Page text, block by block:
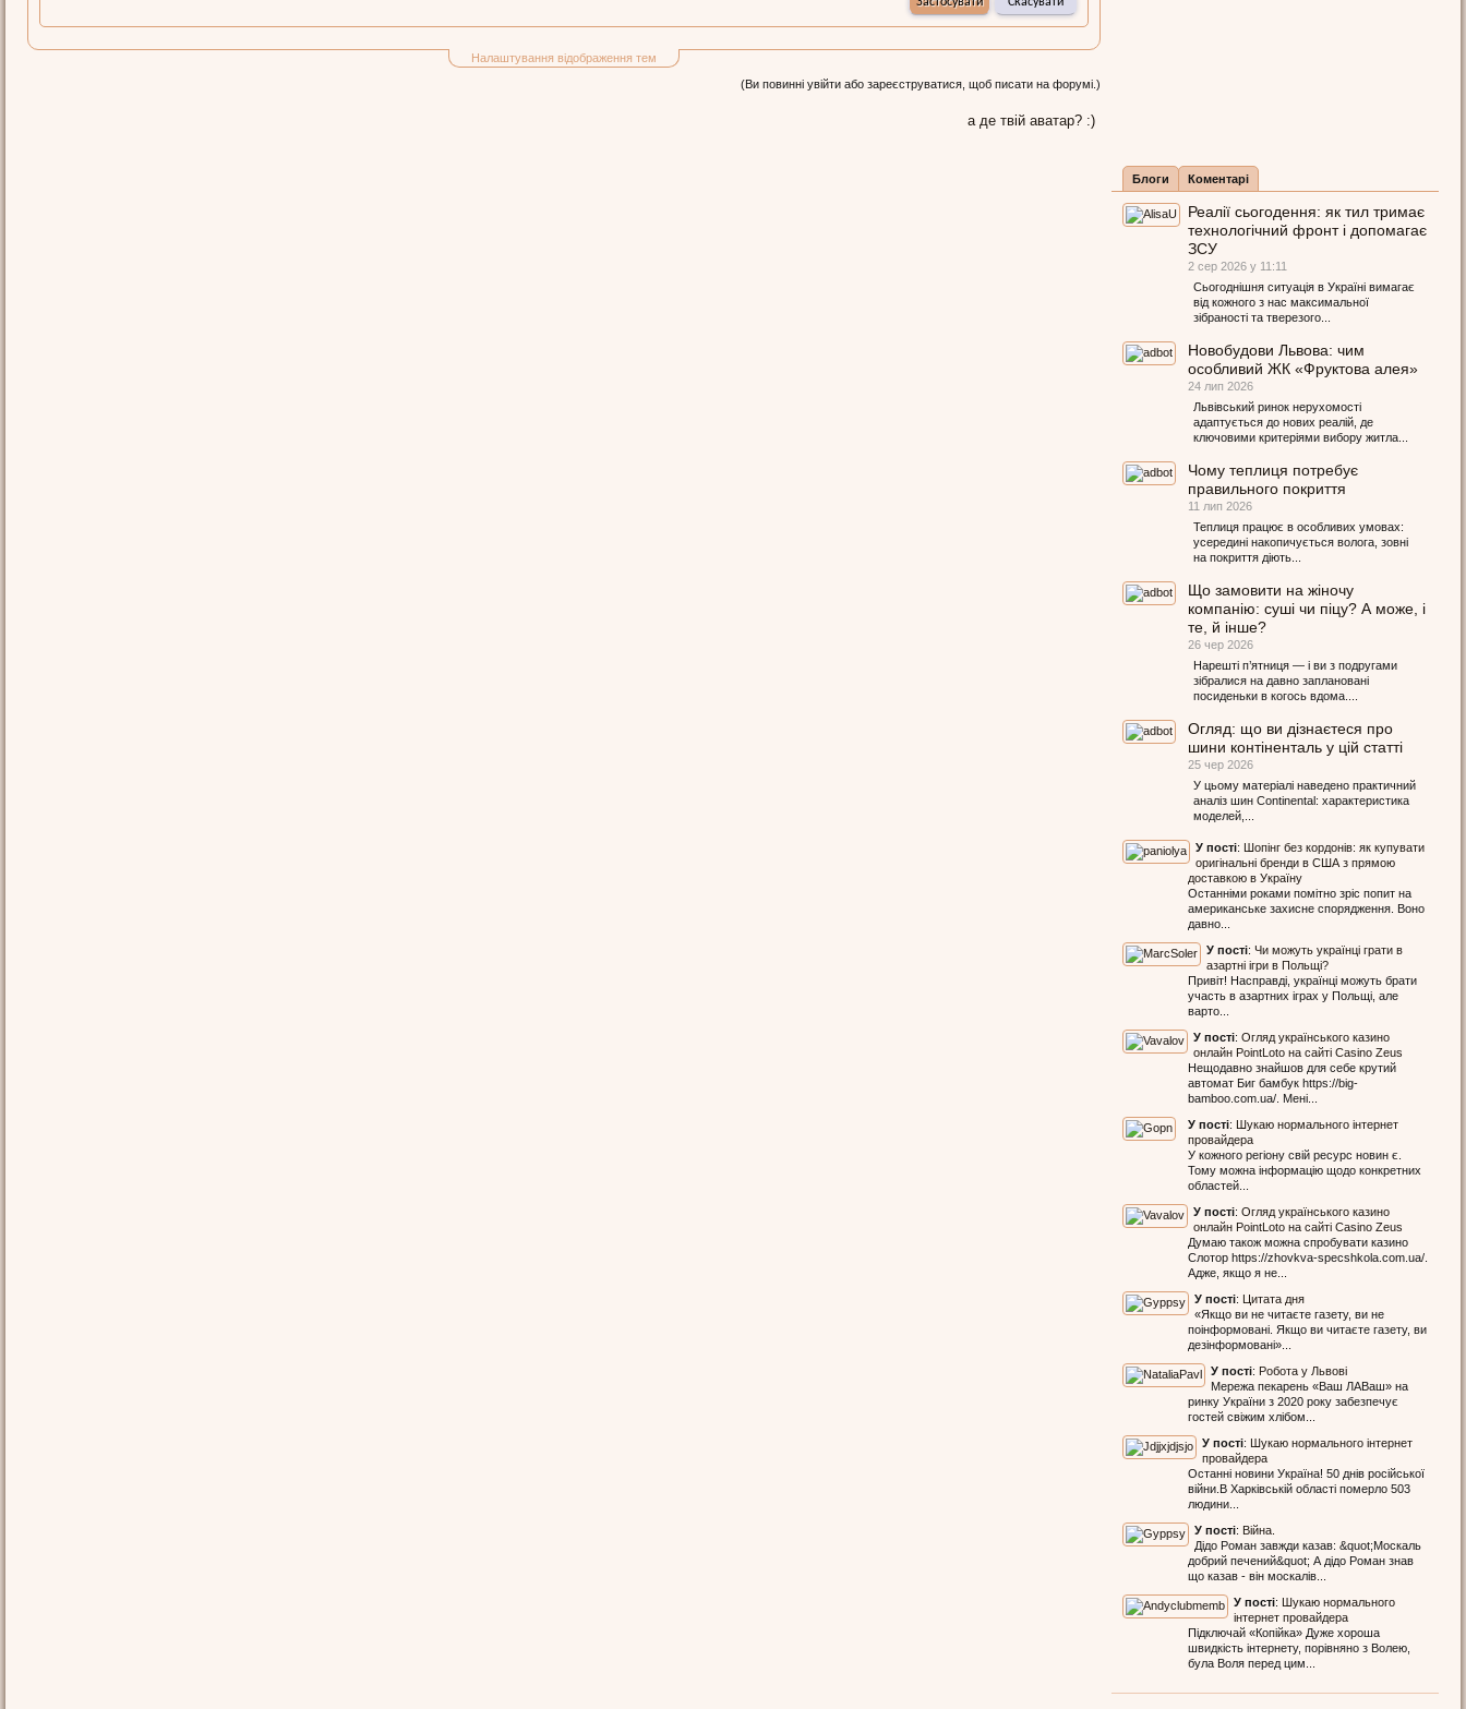
Налаштування відображення тем
(Ви повинні увійти або зареєструватися, щоб писати на форумі.)
а де твій аватар? :)
Блоги Коментарі
Реалії сьогодення: як тил тримає
технологічний фронт і допомагає
ЗСУ
2 сер 2026 у 11:11
Сьогоднішня ситуація в Україні вимагає
від кожного з нас максимальної
зібраності та тверезого...
Новобудови Львова: чим
особливий ЖК «Фруктова алея»
24 лип 2026
Львівський ринок нерухомості
адаптується до нових реалій, де
ключовими критеріями вибору житла...
Чому теплиця потребує
правильного покриття
11 лип 2026
Теплиця працює в особливих умовах:
усередині накопичується волога, зовні
на покриття діють...
Що замовити на жіночу
компанію: суші чи піцу? А може, і
те, й інше?
26 чер 2026
Нарешті п’ятниця — і ви з подругами
зібралися на давно заплановані
посиденьки в когось вдома....
Огляд: що ви дізнаєтеся про
шини контіненталь у цій статті
25 чер 2026
У цьому матеріалі наведено практичний
аналіз шин Continental: характеристика
моделей,...
У пості: Шопінг без кордонів: як купувати
оригінальні бренди в США з прямою
доставкою в Україну
Останніми роками помітно зріс попит на
американське захисне спорядження. Воно
давно...
У пості: Чи можуть українці грати в
азартні ігри в Польщі?
Привіт! Насправді, українці можуть брати
участь в азартних іграх у Польщі, але
варто...
У пості: Огляд українського казино
онлайн PointLoto на сайті Casino Zeus
Нещодавно знайшов для себе крутий
автомат Биг бамбук https://big-
bamboo.com.ua/. Мені...
У пості: Шукаю нормального інтернет
провайдера
У кожного регіону свій ресурс новин є.
Тому можна інформацію щодо конкретних
областей...
У пості: Огляд українського казино
онлайн PointLoto на сайті Casino Zeus
Думаю також можна спробувати казино
Слотор https://zhovkva-specshkola.com.ua/.
Адже, якщо я не...
У пості: Цитата дня
«Якщо ви не читаєте газету, ви не
поінформовані. Якщо ви читаєте газету, ви
дезінформовані»...
У пості: Робота у Львові
Мережа пекарень «Ваш ЛАВаш» на
ринку України з 2020 року забезпечує
гостей свіжим хлібом...
У пості: Шукаю нормального інтернет
провайдера
Останні новини Україна! 50 днів російської
війни.В Харківській області померло 503
людини...
У пості: Війна.
Дідо Роман завжди казав: &quot;Москаль
добрий печений&quot; А дідо Роман знав
що казав - він москалів...
У пості: Шукаю нормального
інтернет провайдера
Підключай «Копійка» Дуже хороша
швидкість інтернету, порівняно з Волею,
була Воля перед цим...